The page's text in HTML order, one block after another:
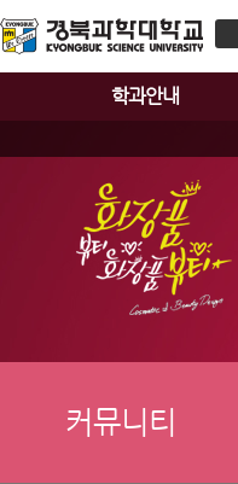
학과안내
커뮤니티